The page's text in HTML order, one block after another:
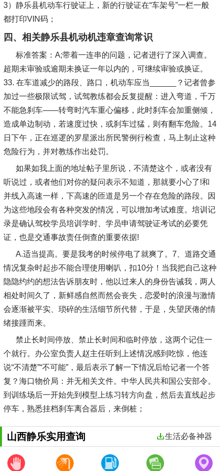
3）静乐县机动车行驶证上，新的行驶证在“车架号”一栏一般
都打印VIN码；
四、相关静乐县机动机违章查询常识
标准答案：A;带着一连串的问题，记者进行了深入调查。
超期未审验或逾期未换证一年以内的，可继续审验或换证。
33. 在车道减少的路段、路口，机动车应当______？记者曾参
加过一些极限试驾，试驾教练都会反复提醒：进入弯道，千万
不能急刹车——转弯时汽车重心偏移，此时刹车会加重侧倾，
造成单边制动，若速度过快，或刹车过猛，则有翻车危险。14
日下午，正在巡逻的罗星派出所民警例行检查，马上制止这种
危险行为，并对教练作出处罚。
如果如我上面的地址帖子里所说，不清楚这个，或者没有
听说过，或者他们对你的疑问表示不知道，那就要小心了!和
并线入高速一样，下高速的匝道是另一个存在危险的路段。因
为这些地段会有各种突发的情况，可以增加考试难度。培训记
录是确认驾校学员培训学时、学员申请驾驶证考试的必要凭
证，也是交通事故责任倒查的重要依据!
A.适当提高。要是我考的时候停电了就爽了。7、道路交通
情况复杂时起步不能合理使用喇叭，扣10分！当我把自己这种
隐隐约约的想法告诉朋友时，他以过来人的身份告诫我，两人
相处时间久了，新鲜感自然而然会丧失，恋爱时的浪漫与激情
会逐渐被平实、琐碎的生活细节所代替，于是，失望厌倦的情
绪接踵而来。
禁止长时间停放、禁止长时间和临时停放，这两个记住一
个就行。办公室负责人赵主任听到上述情况感到吃惊，他连
说“不清楚”“不可能”，最后表示了解一下情况后给记者一个答
复？海口物价局：并无相关文件。中华人民共和国公安部令。
到训练场后一开始先到模型上练习转方向盘，然后去直线起步
停车，熟悉挂档刹车离合器后，来倒桩；
山西静乐实用查询 生活必备神器